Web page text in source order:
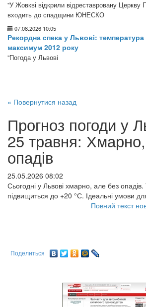
"У Жовкві відкрили відреставровану Церкву
входить до спадщини ЮНЕСКО
07.08.2026 10:05
Рекордна спека у Львові:
максимум 2012 року
"Погода у Львові
« Повернутися назад
Прогноз погоди у
25 травня:
опадів
25.05.2026 08:02
Сьогодні у Львові хмарно, але без
підвищиться до +20 °С. Ідеальні умови
Повний текст
Поделиться